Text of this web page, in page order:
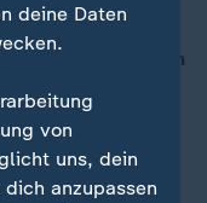
Die
Russland, wollen
188.000
deine Daten
von
uns, dein
anzupassen